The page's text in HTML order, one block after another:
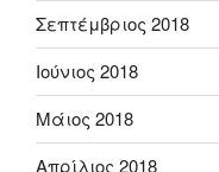
Σεπτέμβριος 2018
Ιούνιος 2018
Μάιος 2018
Απρίλιος 2018